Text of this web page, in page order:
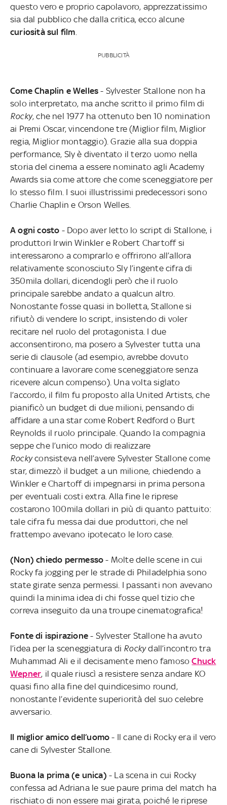
questo vero e proprio capolavoro, apprezzatissimo
sia dal pubblico che dalla critica, ecco alcune
curiosità sul film.
PUBBLICITÀ
Come Chaplin e Welles - Sylvester Stallone non ha
solo interpretato, ma anche scritto il primo film di
Rocky, che nel 1977 ha ottenuto ben 10 nomination
ai Premi Oscar, vincendone tre (Miglior film, Miglior
regia, Miglior montaggio). Grazie alla sua doppia
performance, Sly è diventato il terzo uomo nella
storia del cinema a essere nominato agli Academy
Awards sia come attore che come sceneggiatore per
lo stesso film. I suoi illustrissimi predecessori sono
Charlie Chaplin e Orson Welles.
A ogni costo - Dopo aver letto lo script di Stallone, i
produttori Irwin Winkler e Robert Chartoff si
interessarono a comprarlo e offrirono all’allora
relativamente sconosciuto Sly l’ingente cifra di
350mila dollari, dicendogli però che il ruolo
principale sarebbe andato a qualcun altro.
Nonostante fosse quasi in bolletta, Stallone si
rifiutò di vendere lo script, insistendo di voler
recitare nel ruolo del protagonista. I due
acconsentirono, ma posero a Sylvester tutta una
serie di clausole (ad esempio, avrebbe dovuto
continuare a lavorare come sceneggiatore senza
ricevere alcun compenso). Una volta siglato
l’accordo, il film fu proposto alla United Artists, che
pianificò un budget di due milioni, pensando di
affidare a una star come Robert Redford o Burt
Reynolds il ruolo principale. Quando la compagnia
seppe che l’unico modo di realizzare
Rockyconsisteva nell’avere Sylvester Stallone come
star, dimezzò il budget a un milione, chiedendo a
Winkler e Chartoff di impegnarsi in prima persona
per eventuali costi extra. Alla fine le riprese
costarono 100mila dollari in più di quanto pattuito:
tale cifra fu messa dai due produttori, che nel
frattempo avevano ipotecato le loro case.
(Non) chiedo permesso - Molte delle scene in cui
Rocky fa jogging per le strade di Philadelphia sono
state girate senza permessi. I passanti non avevano
quindi la minima idea di chi fosse quel tizio che
correva inseguito da una troupe cinematografica!
Fonte di ispirazione- Sylvester Stallone ha avuto
l’idea per la sceneggiatura di Rockydall’incontro tra
Muhammad Ali e il decisamente meno famosoChuck
Wepner, il quale riuscì a resistere senza andare KO
quasi fino alla fine del quindicesimo round,
nonostante l’evidente superiorità del suo celebre
avversario.
Il miglior amico dell’uomo - Il cane di Rocky era il vero
cane di Sylvester Stallone.
Buona la prima (e unica) - La scena in cui Rocky
confessa ad Adriana le sue paure prima del match ha
rischiato di non essere mai girata, poiché le riprese